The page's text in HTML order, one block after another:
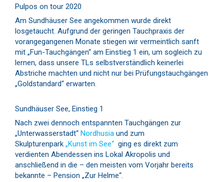
Pulpos on tour 2020
Am Sundhäuser See angekommen wurde direkt
losgetaucht. Aufgrund der geringen Tauchpraxis der
vorangegangenen Monate stiegen wir vermeintlich sanft
mit „Fun-Tauchgängen“ am Einstieg 1 ein, um sogleich zu
lernen, dass unsere TLs selbstverständlich keinerlei
Abstriche machten und nicht nur bei Prüfungstauchgängen
„Goldstandard“ erwarten.
Sundhäuser See, Einstieg 1
Nach zwei dennoch entspannten Tauchgängen zur
„Unterwasserstadt“ Nordhusia und zum
Skulpturenpark „Kunst im See“ ging es direkt zum
verdienten Abendessen ins Lokal Akropolis und
anschließend in die – den meisten vom Vorjahr bereits
bekannte – Pension „Zur Helme“.